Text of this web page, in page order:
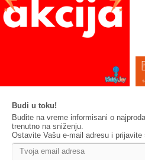
Budi u toku!
Budite na vreme informisani o
trenutno na sniženju.
Ostavite Vašu e-mail adresu i prijavite